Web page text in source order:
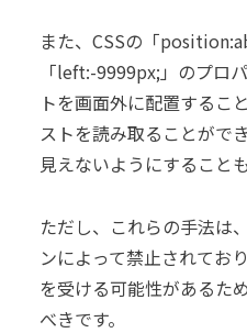
また、CSSの「
「left:-9999px;」のプロ
トを画面外に配置するこ
ストを読み取ることがで
見えないようにすることも
ただし、これらの手法は
ンによって禁止されてお
を受ける可能性があるた
べきです。